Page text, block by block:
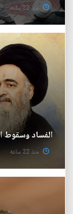
منذ 22 ساعة
الفساد وسقوط
منذ 22 ساعة